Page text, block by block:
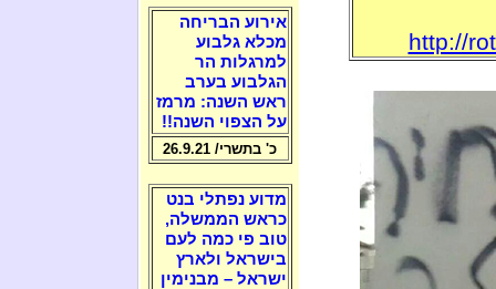
http://
אירוע הבריחה
מכלא גלבוע
למרגלות הר
הגלבוע בערב
ראש השנה: מרמז
על הצפוי השנה!!
כ' בתשרי/ 26.9.21
מדוע נפתלי בנט
כראש הממשלה,
טוב פי כמה לעם
בישראל ולארץ
ישראל – מבנימין